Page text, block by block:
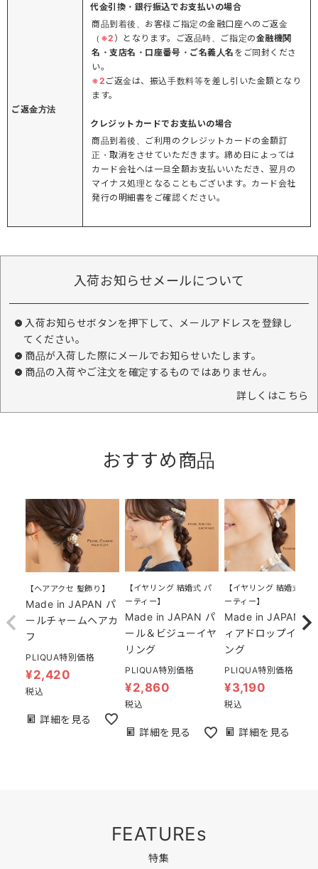
ご返金方法
代金引換・銀行振込でお支払いの場合
商品到着後、お客様ご指定の金融口座へのご返金
（ ※2 ）となります。ご返品時、ご指定の金融機関
名・支店名・口座番号・ご名義人名 をご同封くださ
い。
※2 ご返金は、振込手数料等を差し引いた金額となり
ます。
クレジットカードでお支払いの場合
商品到着後、ご利用のクレジットカードの金額訂
正・取消をさせていただきます。締め日によっては
カード会社へは一旦全額お支払いいただき、翌月の
マイナス処理となることもございます。カード会社
発行の明細書をご確認ください。
入荷お知らせメールについて
入荷お知らせボタンを押下して、メールアドレスを登録し
てください。
商品が入荷した際にメールでお知らせいたします。
商品の入荷やご注文を確定するものではありません。
詳しくはこちら
おすすめ商品
【ヘアアクセ 髪飾り】
Made in JAPAN パ
ールチャームヘアカ
フ
PLIQUA特別価格
¥2,420
税込
詳細を見る
【イヤリング 結婚式 パ
ーティー】
Made in JAPAN パ
ール＆ビジューイヤ
リング
PLIQUA特別価格
¥2,860
税込
詳細を見る
【イヤリング 結婚式 パ
ーティー】
Made in JAPAN テ
ィアドロップイヤリ
ング
PLIQUA特別価格
¥3,190
税込
詳細を見る
FEATUREs
特集